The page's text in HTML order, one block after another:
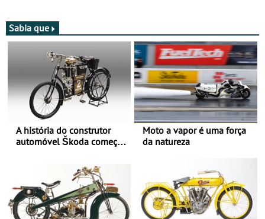
Sabia que
A história do construtor
automóvel Škoda começou
Moto a vapor é uma força
da natureza